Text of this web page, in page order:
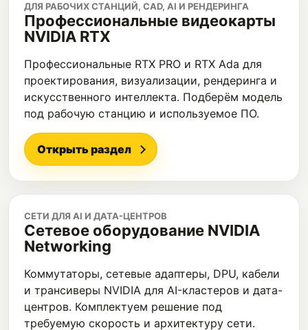
ДЛЯ РАБОЧИХ СТАНЦИЙ, CAD, AI И РЕНДЕРИНГА
Профессиональные видеокарты
NVIDIA RTX
Профессиональные RTX PRO и RTX Ada для
проектирования, визуализации, рендеринга и
искусственного интеллекта. Подберём модель
под рабочую станцию и используемое ПО.
Открыть раздел
СЕТИ ДЛЯ AI И ДАТА-ЦЕНТРОВ
Сетевое оборудование NVIDIA
Networking
Коммутаторы, сетевые адаптеры, DPU, кабели
и трансиверы NVIDIA для AI-кластеров и дата-
центров. Комплектуем решение под
требуемую скорость и архитектуру сети.